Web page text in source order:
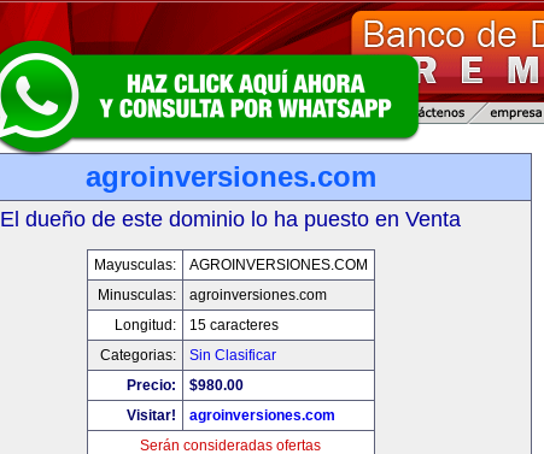
agroinversiones.com
El dueño de este dominio lo ha puesto en Venta
Mayusculas:
AGROINVERSIONES.COM
Minusculas:
agroinversiones.com
Longitud:
15 caracteres
Categorias:
Sin Clasificar
Precio:
$980.00
Visitar!
agroinversiones.com
Serán consideradas ofertas